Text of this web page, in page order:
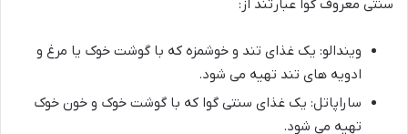
سنتی معروف گوا عبارتند از:
ویندالو: یک غذای تند و خوشمزه که با گوشت خوک یا مرغ و
ادویه های تند تهیه می شود.
ساراپاتل: یک غذای سنتی گوا که با گوشت خوک و خون خوک
تهیه می شود.